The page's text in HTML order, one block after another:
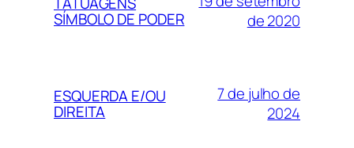
SÍMBOLO DE PODER
de 2020
ESQUERDA E/OU
DIREITA
7 de julho de
2024